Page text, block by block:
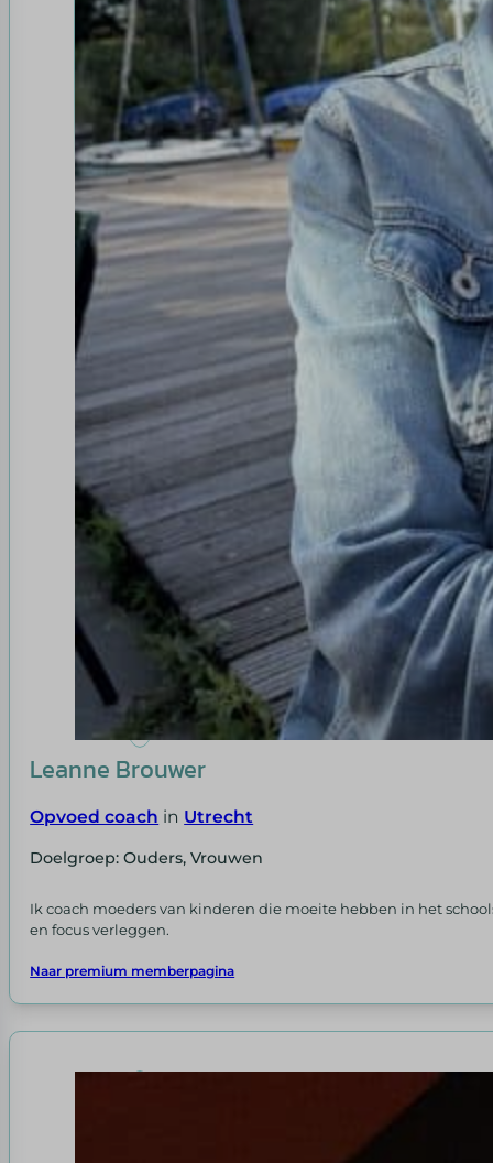
Leanne Brouwer
Opvoed coach in Utrecht
Doelgroep: Ouders, Vrouwen
Ik coach moeders van kinderen die moeite hebben in het
en focus verleggen.
Naar premium memberpagina